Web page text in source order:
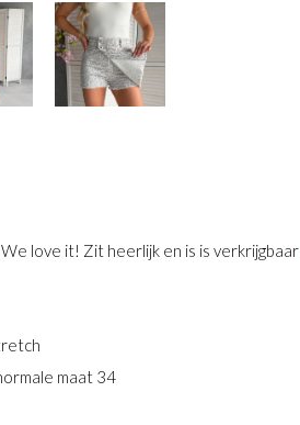
love it! Zit heerlijk en is is verkrijgbaar
maat 34